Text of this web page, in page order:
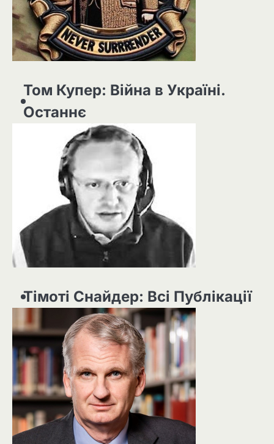
Том Купер: Війна в Україні.
Останнє
Тімоті Снайдер: Всі Публікації